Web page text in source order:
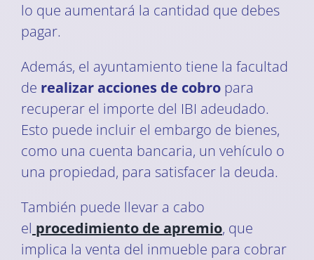
lo que aumentará la cantidad que debes
pagar.
Además, el ayuntamiento tiene la facultad
de realizar acciones de cobropara
recuperar el importe del IBI adeudado.
Esto puede incluir el embargo de bienes,
como una cuenta bancaria, un vehículo o
una propiedad, para satisfacer la deuda.
También puede llevar a cabo
el procedimiento de apremio, que
implica la venta del inmueble para cobrar